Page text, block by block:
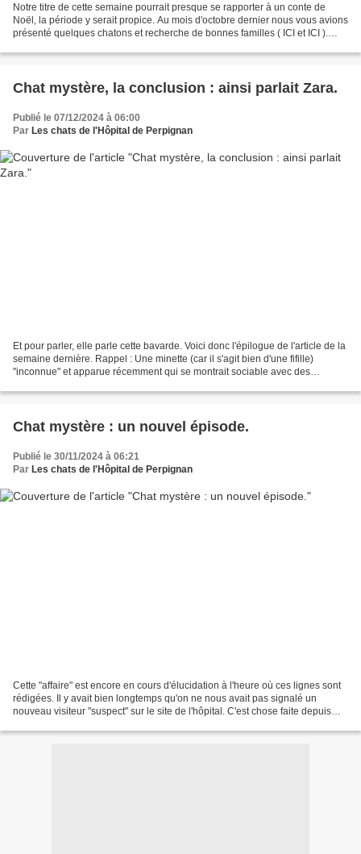
Notre titre de cette semaine pourrait presque se rapporter à un conte de
Noël, la période y serait propice. Au mois d'octobre dernier nous vous avions
présenté quelques chatons et recherche de bonnes familles ( ICI et ICI ).
Chat mystère, la conclusion : ainsi parlait Zara.
Publié le 07/12/2024 à 06:00
Par Les chats de l'Hôpital de Perpignan
Et pour parler, elle parle cette bavarde. Voici donc l'épilogue de l'article de la
semaine dernière. Rappel : Une minette (car il s'agit bien d'une fifille)
"inconnue" et apparue récemment qui se montrait sociable avec des
Chat mystère : un nouvel épisode.
Publié le 30/11/2024 à 06:21
Par Les chats de l'Hôpital de Perpignan
Cette "affaire" est encore en cours d'élucidation à l'heure où ces lignes sont
rédigées. Il y avait bien longtemps qu'on ne nous avait pas signalé un
nouveau visiteur "suspect" sur le site de l'hôpital. C'est chose faite depuis